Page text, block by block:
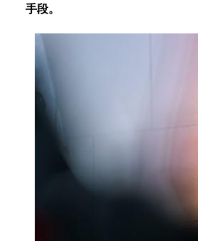
手段。